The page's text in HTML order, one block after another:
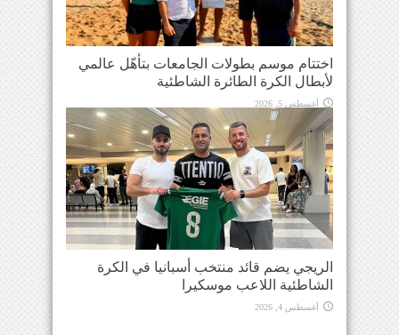
اختتام موسم بطولات الجامعات بتأهّل عالمي
لأبطال الكرة الطائرة الشاطئية
أغسطس 5, 2026
الريجي يضم قائد منتخب أسبانيا في الكرة
الشاطئية اللاعب موسكيرا
أغسطس 4, 2026